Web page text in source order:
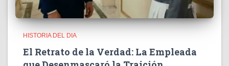
HISTORIA DEL DIA
El Retrato de la Verdad: La Empleada